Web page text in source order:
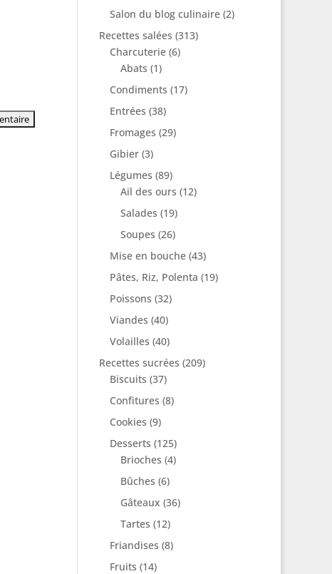
Salon du blog culinaire(2)
Recettes salées (313)
Charcuterie(6)
Abats (1)
Condiments (17)
Entrées (38)
Fromages (29)
Gibier(3)
Légumes (89)
Ail des ours (12)
Salades (19)
Soupes (26)
Mise en bouche(43)
Pâtes, Riz, Polenta (19)
Poissons (32)
Viandes (40)
Volailles (40)
Recettes sucrées (209)
Biscuits (37)
Confitures (8)
Cookies (9)
Desserts (125)
Brioches (4)
Bûches (6)
Gâteaux (36)
Tartes (12)
Friandises (8)
Fruits (14)